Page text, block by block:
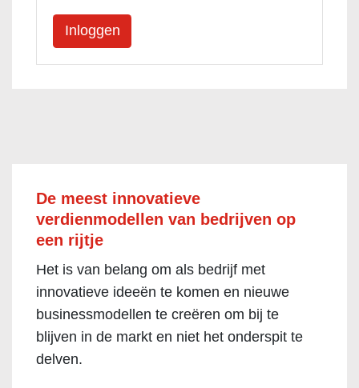
De meest innovatieve
verdienmodellen van bedrijven op
een rijtje
Het is van belang om als bedrijf met
innovatieve ideeën te komen en nieuwe
businessmodellen te creëren om bij te
blijven in de markt en niet het onderspit te
delven.